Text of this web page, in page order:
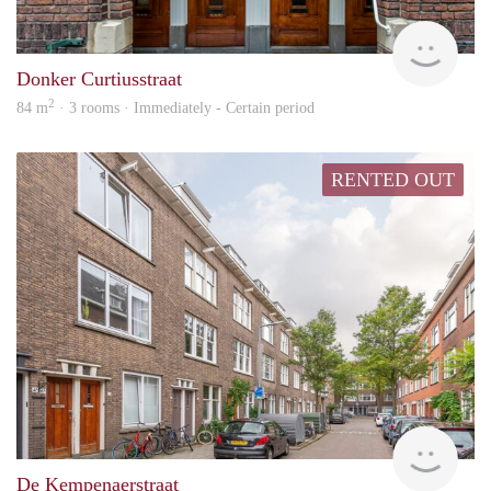
hs
Donker Curtiusstraat
84 m2 · 3 rooms · Immediately - Certain period
RENTED OUT
De Kempenaerstraat